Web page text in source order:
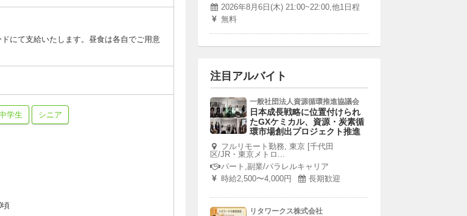
にて支給いたします。昼食は各自でご用意
学生 シニア
頃
2026年8月6日(木) 21:00~22:00,他1日程
無料
注目アルバイト
一般社団法人資源循環推進協議会
日本成長戦略に位置付けられ
たGXケミカル、資源・炭素循
環市場創出プロジェクト推進
フルリモート勤務, 東京 [千代田
区/JR・東京メトロ...
パート,副業/パラレルキャリア
時給2,500〜4,000円
長期歓迎
リタワークス株式会社